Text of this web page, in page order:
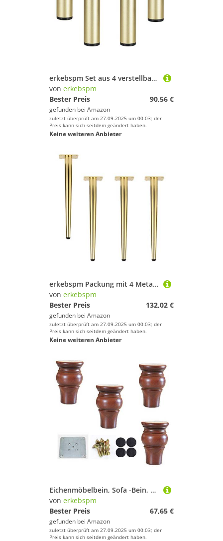
erkebspm Set aus 4 verstellbaren Möbelbeinen, Metallsofa -Beinen, Tischbeine, runden Schrankbeine, Grundfuß, Aluminiumlegierkaffeetische, Betttische, Ladungsgewicht 300 kg, mit Schrauben (25 cm/9,8)
von erkebspm
Bester Preis
90,56 €
gefunden bei Amazon
zuletzt überprüft am 27.09.2025 um 00:03; der
Preis kann sich seitdem geändert haben.
Keine weiteren Anbieter
erkebspm Packung mit 4 Metallmöbeln Beinen, gerade verjüngter Kaffeetisch -Füße Sofa -Beine, Eisenersatzbeine für TV -Stuhlstuhlstuhlküche mit Schrauben (60 cm/23
von erkebspm
Bester Preis
132,02 €
gefunden bei Amazon
zuletzt überprüft am 27.09.2025 um 00:03; der
Preis kann sich seitdem geändert haben.
Keine weiteren Anbieter
Eichenmöbelbein, Sofa -Bein, 4 Stück, Bettbein, Fernseher Tischbein, Ersatzbein, für Tisch Nachttisch, Hocker, mit Schrauben, 6 cm 8 cm 10 cm 12 cm
von erkebspm
Bester Preis
67,65 €
gefunden bei Amazon
zuletzt überprüft am 27.09.2025 um 00:03; der
Preis kann sich seitdem geändert haben.